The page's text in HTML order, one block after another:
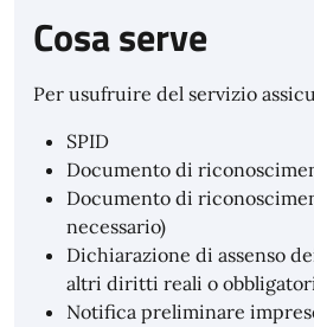
Cosa serve
Per usufruire del servizio
SPID
Documento di
Documento di
necessario)
Dichiarazione di assenso
altri diritti reali o
Notifica preliminare